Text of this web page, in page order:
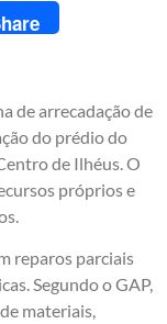
de arrecadação de
do prédio do
de Ilhéus. O
próprios e
reparos parciais
Segundo o GAP,
materiais,